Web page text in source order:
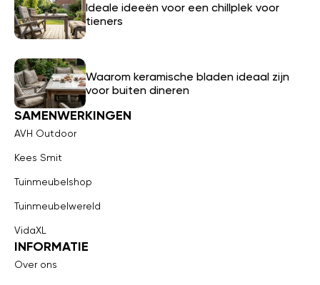
Ideale ideeën voor een chillplek voor
tieners
Waarom keramische bladen ideaal zijn
voor buiten dineren
SAMENWERKINGEN
AVH Outdoor
Kees Smit
Tuinmeubelshop
Tuinmeubelwereld
VidaXL
INFORMATIE
Over ons